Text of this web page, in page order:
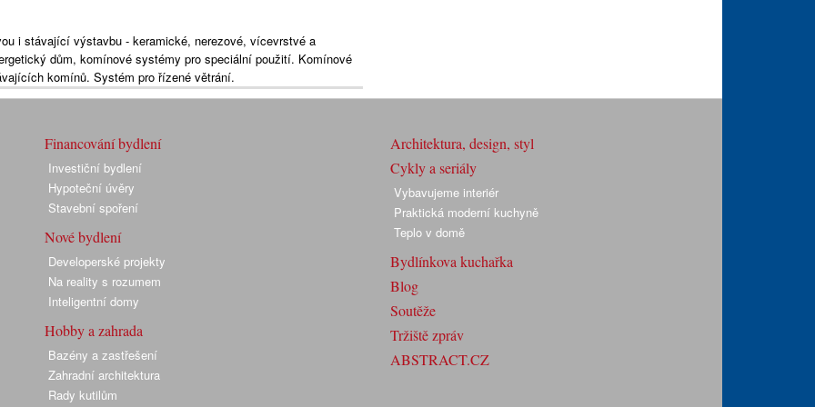
i stávající výstavbu - keramické, nerezové, vícevrstvé a
dům, komínové systémy pro speciální použití. Komínové
komínů. Systém pro řízené větrání.
Financování bydlení
Investiční bydlení
Hypoteční úvěry
Stavební spoření
Nové bydlení
Developerské projekty
Na reality s rozumem
Inteligentní domy
Hobby a zahrada
Bazény a zastřešení
Zahradní architektura
Rady kutilům
Architektura, design, styl
Cykly a seriály
Vybavujeme interiér
Praktická moderní kuchyně
Teplo v domě
Bydlínkova kuchařka
Blog
Soutěže
Tržiště zpráv
ABSTRACT.CZ